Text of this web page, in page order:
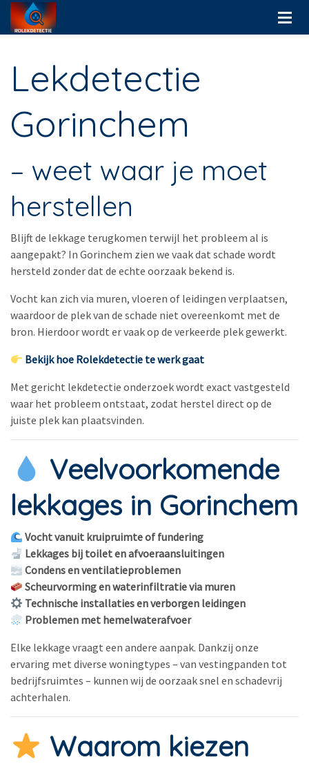
Lekdetectie
Gorinchem
– weet waar je moet
herstellen
Blijft de lekkage terugkomen terwijl het probleem al is
aangepakt? In Gorinchem zien we vaak dat schade wordt
hersteld zonder dat de echte oorzaak bekend is.
Vocht kan zich via muren, vloeren of leidingen verplaatsen,
waardoor de plek van de schade niet overeenkomt met de
bron. Hierdoor wordt er vaak op de verkeerde plek gewerkt.
Bekijk hoe Rolekdetectie te werk gaat
Met gericht lekdetectie onderzoek wordt exact vastgesteld
waar het probleem ontstaat, zodat herstel direct op de
juiste plek kan plaatsvinden.
Veelvoorkomende
lekkages in Gorinchem
Vocht vanuit kruipruimte of fundering
Lekkages bij toilet en afvoeraansluitingen
Condens en ventilatieproblemen
Scheurvorming en waterinfiltratie via muren
Technische installaties en verborgen leidingen
Problemen met hemelwaterafvoer
Elke lekkage vraagt een andere aanpak. Dankzij onze
ervaring met diverse woningtypes – van vestingpanden tot
bedrijfsruimtes – kunnen wij de oorzaak snel en schadevrij
achterhalen.
Waarom kiezen